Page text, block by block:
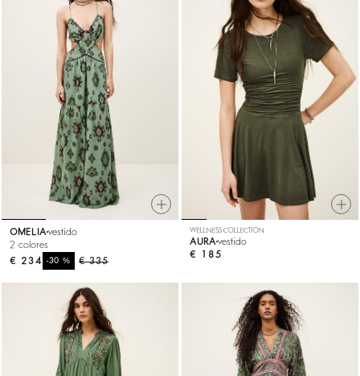
OMELIA vestido
2 colores
€ 335
-30%
€ 234
WELLNESS COLLECTION
AURA vestido
€ 185